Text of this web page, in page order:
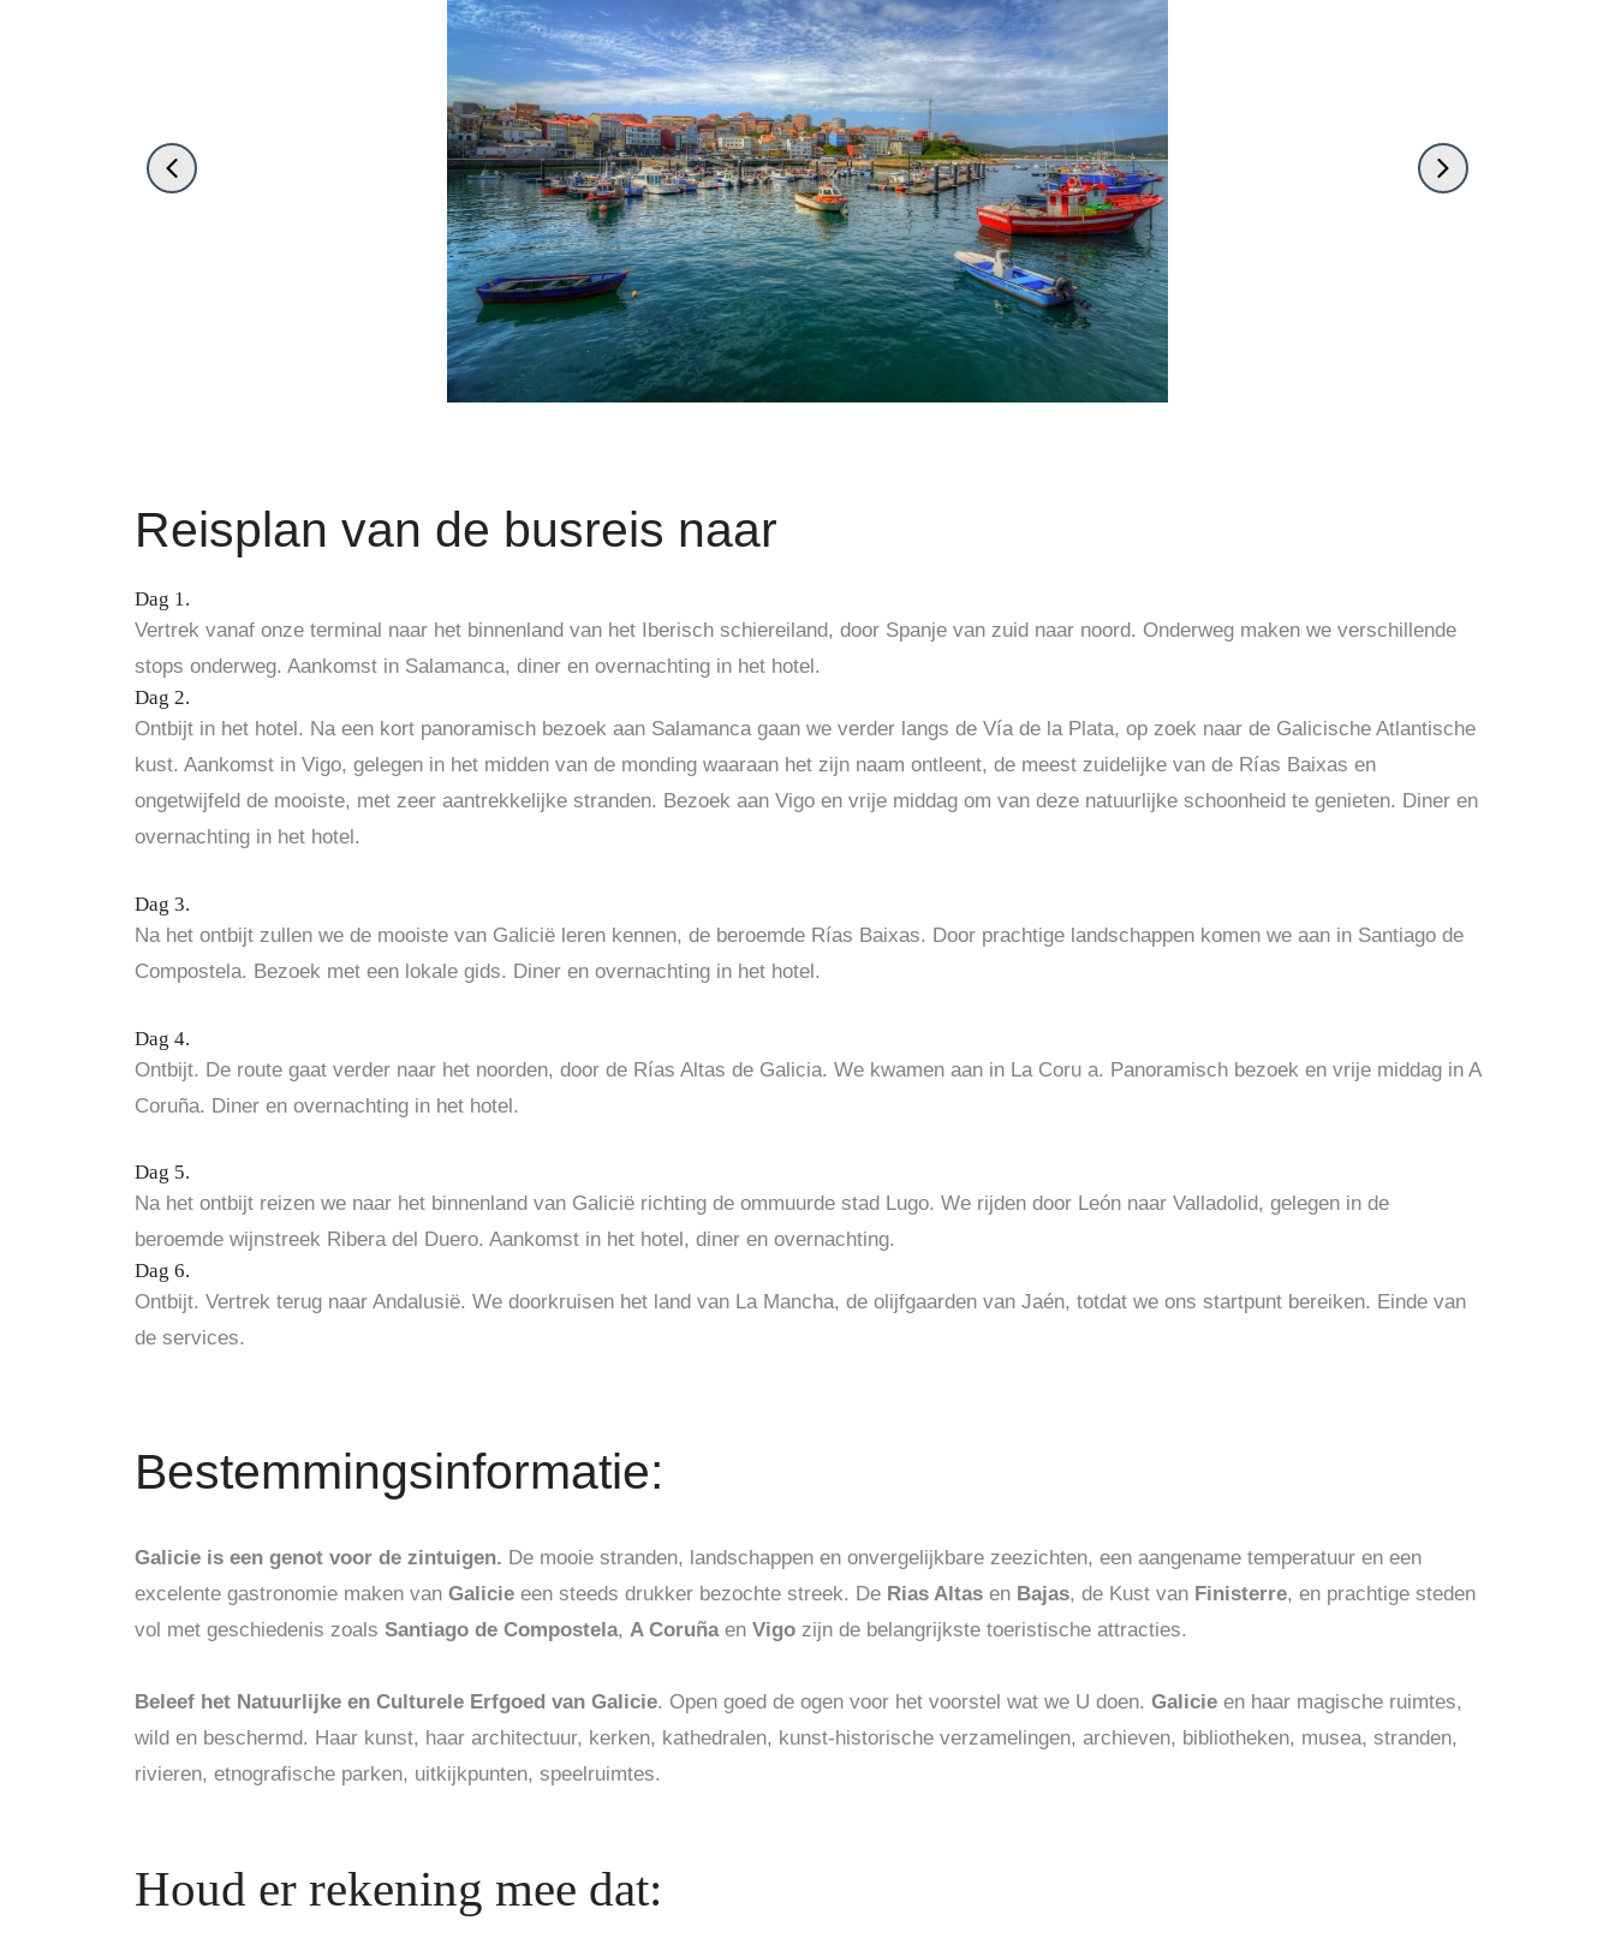
Reisplan van de busreis naar
Dag 1.
Vertrek vanaf onze terminal naar het binnenland van het Iberisch schiereiland, door Spanje van zuid naar noord. Onderweg maken we verschillende
stops onderweg. Aankomst in Salamanca, diner en overnachting in het hotel.
Dag 2.
Ontbijt in het hotel. Na een kort panoramisch bezoek aan Salamanca gaan we verder langs de Vía de la Plata, op zoek naar de Galicische Atlantische
kust. Aankomst in Vigo, gelegen in het midden van de monding waaraan het zijn naam ontleent, de meest zuidelijke van de Rías Baixas en
ongetwijfeld de mooiste, met zeer aantrekkelijke stranden. Bezoek aan Vigo en vrije middag om van deze natuurlijke schoonheid te genieten. Diner en
overnachting in het hotel.
Dag 3.
Na het ontbijt zullen we de mooiste van Galicië leren kennen, de beroemde Rías Baixas. Door prachtige landschappen komen we aan in Santiago de
Compostela. Bezoek met een lokale gids. Diner en overnachting in het hotel.
Dag 4.
Ontbijt. De route gaat verder naar het noorden, door de Rías Altas de Galicia. We kwamen aan in La Coru a. Panoramisch bezoek en vrije middag in A
Coruña. Diner en overnachting in het hotel.
Dag 5.
Na het ontbijt reizen we naar het binnenland van Galicië richting de ommuurde stad Lugo. We rijden door León naar Valladolid, gelegen in de
beroemde wijnstreek Ribera del Duero. Aankomst in het hotel, diner en overnachting.
Dag 6.
Ontbijt. Vertrek terug naar Andalusië. We doorkruisen het land van La Mancha, de olijfgaarden van Jaén, totdat we ons startpunt bereiken. Einde van
de services.
Bestemmingsinformatie:
Galicie is een genot voor de zintuigen. De mooie stranden, landschappen en onvergelijkbare zeezichten, een aangename temperatuur en een
excelente gastronomie maken van Galicie een steeds drukker bezochte streek. De Rias Altas en Bajas, de Kust van Finisterre, en prachtige steden
vol met geschiedenis zoals Santiago de Compostela, A Coruñaen Vigo zijn de belangrijkste toeristische attracties.
Beleef het Natuurlijke en Culturele Erfgoed van Galicie. Open goed de ogen voor het voorstel wat we U doen. Galicie en haar magische ruimtes,
wild en beschermd. Haar kunst, haar architectuur, kerken, kathedralen, kunst-historische verzamelingen, archieven, bibliotheken, musea, stranden,
rivieren, etnografische parken, uitkijkpunten, speelruimtes.
Houd er rekening mee dat: